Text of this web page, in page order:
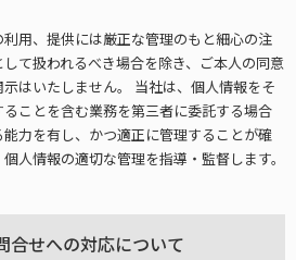
用、提供には厳正な管理のもと細心の注
て扱われるべき場合を除き、ご本人の同意
はいたしません。 当社は、個人情報をそ
ことを含む業務を第三者に委託する場合
力を有し、かつ適正に管理することが確
人情報の適切な管理を指導・監督します。
合せへの対応について